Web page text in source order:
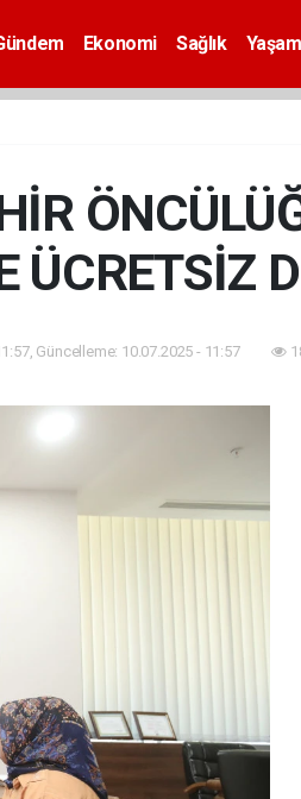
Ekonomi Sağlık Yaşam
ÜCRETSİZ
Güncelleme: 10.07.2025 - 11:57